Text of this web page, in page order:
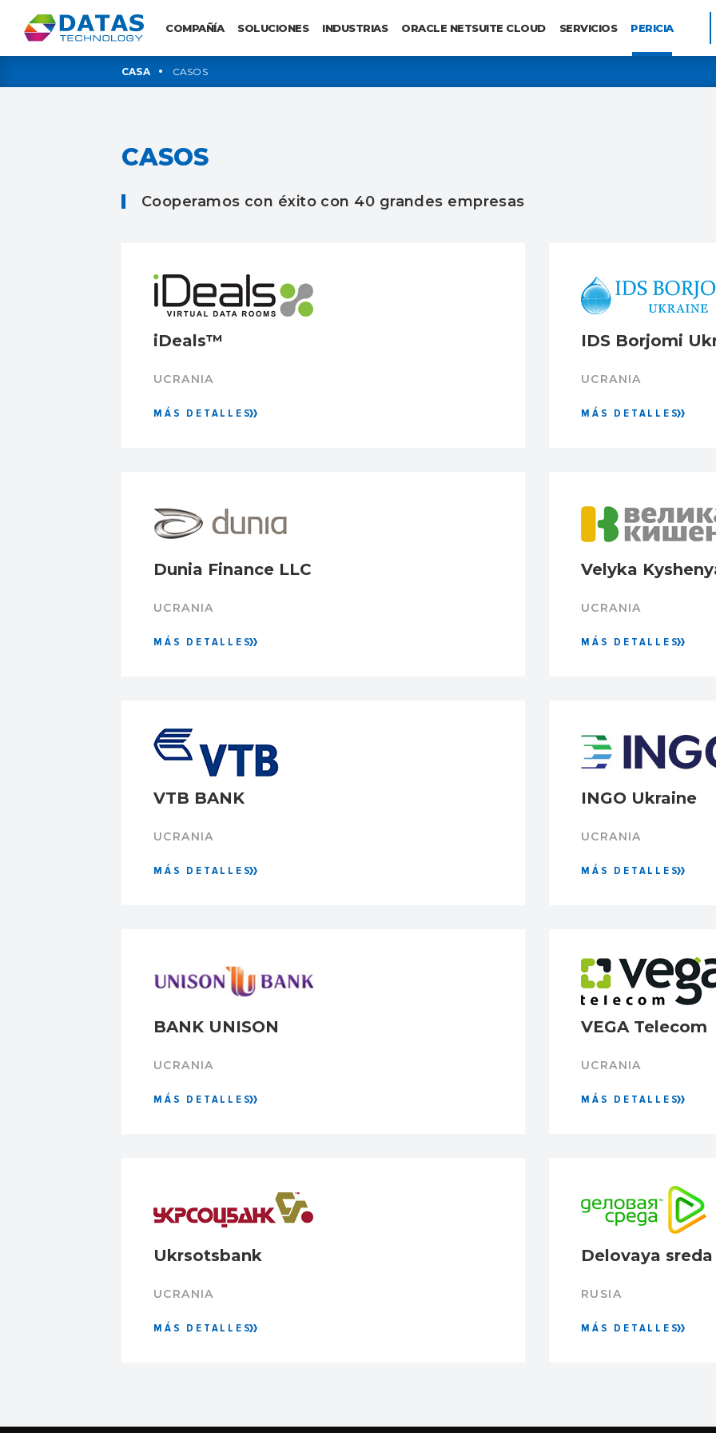
COMPAÑÍA SOLUCIONES INDUSTRIAS ORACLE NETSUITE CLOUD SERVICIOS PERICIA
CASA CASOS
CASOS
Cooperamos con éxito con 40 grandes empresas
iDeals™
UCRANIA
MÁS DETALLES
IDS Borjomi
UCRANIA
MÁS DETALLES
Dunia Finance LLC
UCRANIA
MÁS DETALLES
Velyka
UCRANIA
MÁS DETALLES
VTB BANK
UCRANIA
MÁS DETALLES
INGO Ukraine
UCRANIA
MÁS DETALLES
BANK UNISON
UCRANIA
MÁS DETALLES
VEGA Telecom
UCRANIA
MÁS DETALLES
Ukrsotsbank
UCRANIA
MÁS DETALLES
Delovaya sreda
RUSIA
MÁS DETALLES